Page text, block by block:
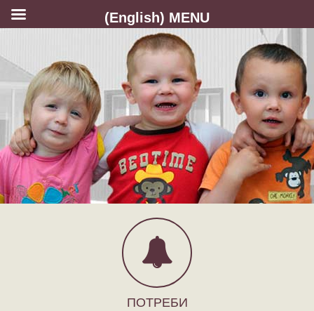
ПОТРЕБИ
(English) MENU